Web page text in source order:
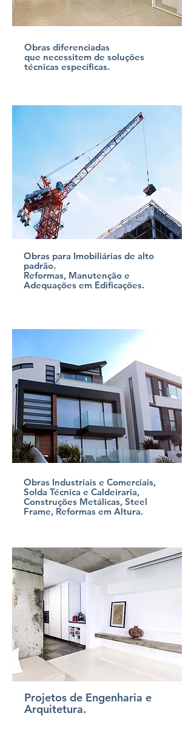
Obras diferenciadas
que necessitem de soluções
técnicas específicas.
Obras para Imobiliárias de alto
padrão.
Reformas, Manutenção e
Adequações em Edificações.
Obras Industriais e Comerciais,
Solda Técnica e Caldeiraria,
Construções Metálicas, Steel
Frame, Reformas em Altura.
Projetos de Engenharia e
Arquitetura.